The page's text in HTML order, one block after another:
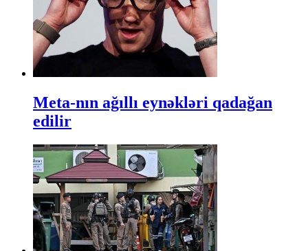
Meta-nın ağıllı eynəkləri qadağan
edilir